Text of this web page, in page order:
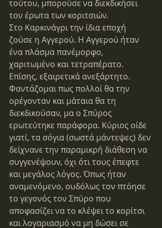
τούτου, μπορούσε να διεκδικήσει
τον έρωτα των κοριτσιών.
Στο Καρκινάγρι την ίδια εποχή
ζούσε η Αγγερού. Η Αγγερού ήταν
ένα πλάσμα πανέμορφο,
χαριτωμένο και τετραπέρατο.
Επίσης, εξαιρετικά ανεξάρτητο.
Φαντάζομαι πως πολλοί θα την
ορέγονταν και μάταια θα τη
διεκδικούσαν, μα ο Σπύρος
ερωτεύτηκε παράφορα. Κύριος οίδε
γιατί, τα σόγια (σωστά μάντεψες) δεν
δείχνανε την παραμικρή διάθεση να
συγγενέψουν, όχι ότι τους έπεφτε
και μεγάλος λόγος. Όπως ήταν
αναμενόμενο, ουδόλως τον πτόησε
το γεγονός τον Σπύρο που
αποφασίζει να το κλέψει το κορίτσι
και λογαριασμό να μη δώσει σε